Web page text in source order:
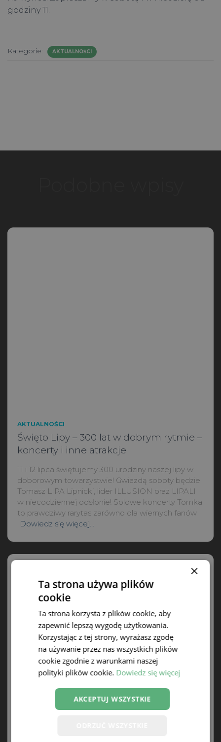
godziny 11.
Kategorie: AKTUALNOŚCI
AKTUALNOŚCI
Święto Lipy – 300 lat w dobrym rytmie –
koncerty i inne atrakcje
11 i 12 lipca świętujemy 300 urodziny naszej lipy w
doborowym towarzystwie! Gwiazdą soboty będzie
Tomasz LIPA Lipnicki, lider ILLUSION oraz LIPALI
w niecodziennej odsłonie! Solowe koncerty Tomka
to prawdziwy rarytas zarówno dla wiernych fanów
Dowiedz się więcej…
×
Ta strona używa plików
cookie
Ta strona korzysta z plików cookie, aby
zapewnić lepszą wygodę użytkowania.
Korzystając z tej strony, wyrażasz zgodę
na używanie przez nas wszystkich plików
cookie zgodnie z warunkami naszej
polityki plików cookie. Dowiedz się więcej
AKCEPTUJ WSZYSTKIE